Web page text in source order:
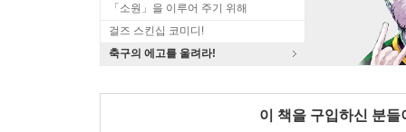
「소원」을 이루어 주기 위해
걸즈 스킨십 코미디!
축구의 에고를 울려라!
이 책을 구입하신 분